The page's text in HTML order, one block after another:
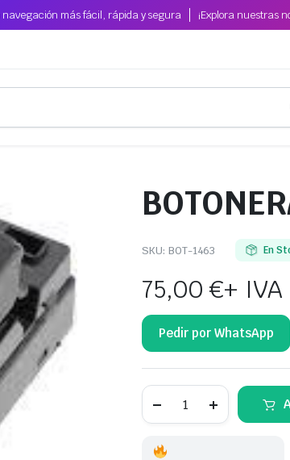
más fácil, rápida y segura ¡Explora nuestras
SKU: BOT-1463 En
75,00€+ IVA
Pedir por WhatsApp
935703E410